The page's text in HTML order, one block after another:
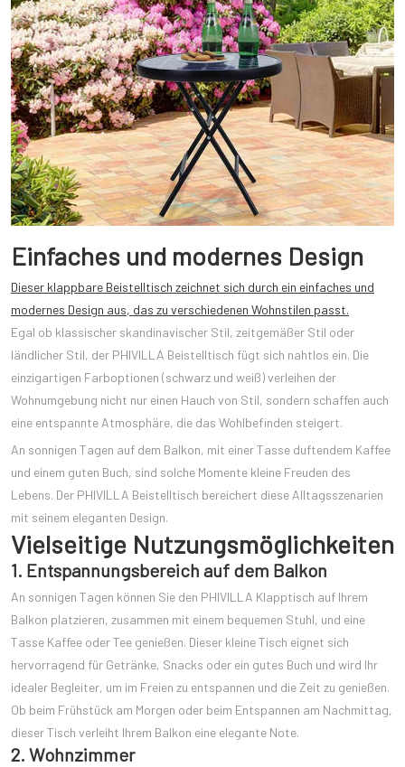
Einfaches und modernes Design
Dieser klappbare Beistelltisch zeichnet sich durch ein einfaches und
modernes Design aus, das zu verschiedenen Wohnstilen passt.
Egal ob klassischer skandinavischer Stil, zeitgemäßer Stil oder
ländlicher Stil, der PHIVILLA Beistelltisch fügt sich nahtlos ein. Die
einzigartigen Farboptionen (schwarz und weiß) verleihen der
Wohnumgebung nicht nur einen Hauch von Stil, sondern schaffen auch
eine entspannte Atmosphäre, die das Wohlbefinden steigert.
An sonnigen Tagen auf dem Balkon, mit einer Tasse duftendem Kaffee
und einem guten Buch, sind solche Momente kleine Freuden des
Lebens. Der PHIVILLA Beistelltisch bereichert diese Alltagsszenarien
mit seinem eleganten Design.
Vielseitige Nutzungsmöglichkeiten
1. Entspannungsbereich auf dem Balkon
An sonnigen Tagen können Sie den PHIVILLA Klapptisch auf Ihrem
Balkon platzieren, zusammen mit einem bequemen Stuhl, und eine
Tasse Kaffee oder Tee genießen. Dieser kleine Tisch eignet sich
hervorragend für Getränke, Snacks oder ein gutes Buch und wird Ihr
idealer Begleiter, um im Freien zu entspannen und die Zeit zu genießen.
Ob beim Frühstück am Morgen oder beim Entspannen am Nachmittag,
dieser Tisch verleiht Ihrem Balkon eine elegante Note.
2. Wohnzimmer